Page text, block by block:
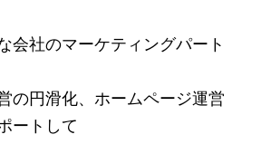
会社のマーケティングパート
の円滑化、ホームページ運営
ートして